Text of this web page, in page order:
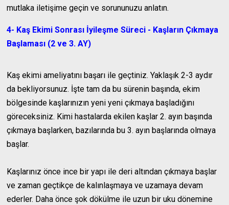
mutlaka iletişime geçin ve sorununuzu anlatın.
4- Kaş Ekimi Sonrası İyileşme Süreci - Kaşların Çıkmaya
Başlaması (2 ve 3. AY)
Kaş ekimi ameliyatını başarı ile geçtiniz. Yaklaşık 2-3 aydır
da bekliyorsunuz. İşte tam da bu sürenin başında, ekim
bölgesinde kaşlarınızın yeni yeni çıkmaya başladığını
göreceksiniz. Kimi hastalarda ekilen kaşlar 2. ayın başında
çıkmaya başlarken, bazılarında bu 3. ayın başlarında olmaya
başlar.
Kaşlarınız önce ince bir yapı ile deri altından çıkmaya başlar
ve zaman geçtikçe de kalınlaşmaya ve uzamaya devam
ederler. Daha önce şok dökülme ile uzun bir uku dönemine